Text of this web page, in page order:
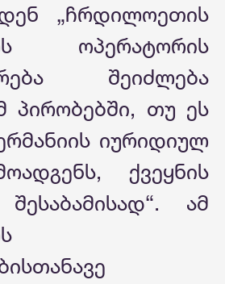
„ჩრდილოეთის
ის ოპერატორის
შეიძლება
თუ ეს
იურიდიულ
ქვეყნის
შესაბამისად“. ამ